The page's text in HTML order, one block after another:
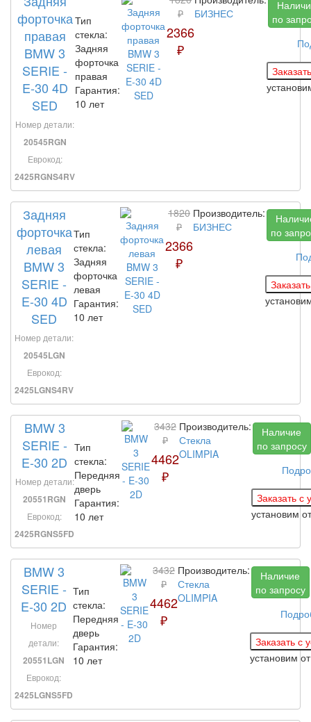
форточка
правая
BMW 3
SERIE -
E-30 4D
SED
Номер детали:
20545RGN
Еврокод:
2425RGNS4RV
Тип
стекла:
Задняя
форточка
правая
Гарантия:
10 лет
₽
2366
₽
БИЗНЕС
по
Задняя
форточка
левая
BMW 3
SERIE -
E-30 4D
SED
Номер детали:
20545LGN
Еврокод:
2425LGNS4RV
Тип
стекла:
Задняя
форточка
левая
Гарантия:
10 лет
1820
₽
2366
₽
Производитель:
БИЗНЕС
по
BMW 3
SERIE -
E-30 2D
Номер детали:
20551RGN
Еврокод:
2425RGNS5FD
Тип
стекла:
Передняя
дверь
Гарантия:
10 лет
3432
₽
4462
₽
Производитель:
Стекла
OLIMPIA
Наличие
по запросу
установим
BMW 3
SERIE -
E-30 2D
Номер
детали:
20551LGN
Еврокод:
2425LGNS5FD
Тип
стекла:
Передняя
дверь
Гарантия:
10 лет
3432
₽
4462
₽
Производитель:
Стекла
OLIMPIA
Наличие
по запросу
установим